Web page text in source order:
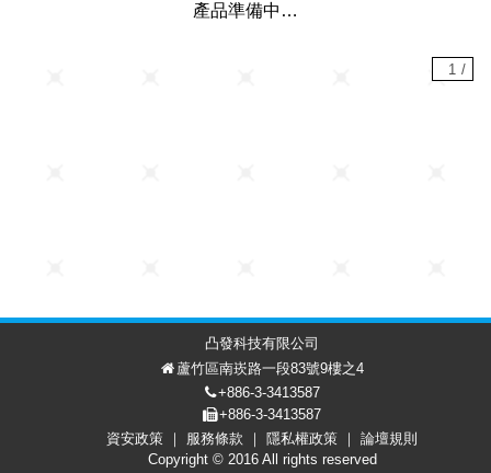
會員中心
產品準備中…
1 /
凸發科技有限公司
蘆竹區南崁路一段83號9樓之4
+886-3-3413587
+886-3-3413587
資安政策
服務條款 隱私權政策
論壇規則
Copyright © 2016 All rights reserved